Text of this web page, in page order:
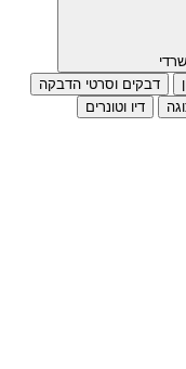
דבקים וסרטי הדבקה
דיו וטונרים